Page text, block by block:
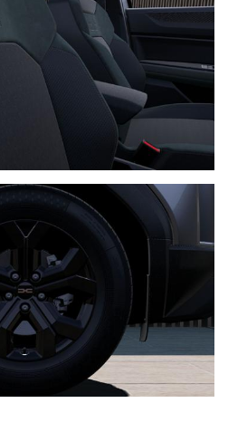
dei segnali di limite di velocità,
di controllo e limitatore di velocità;
(luci diurne)
attivazione automatica
abbaglianti
con tergicristallo
regolabili
automaticamente;
porte durante la guida